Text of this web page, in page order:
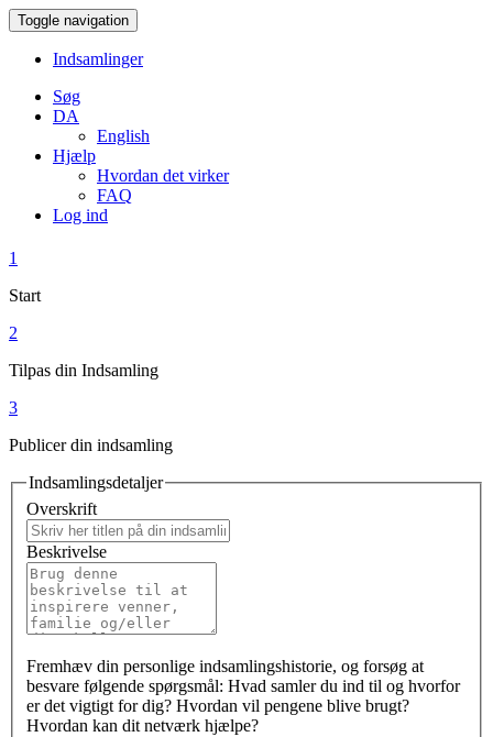
Toggle navigation
Indsamlinger
Søg
DA
English
Hjælp
Hvordan det virker
FAQ
Log ind
1
Start
2
Tilpas din Indsamling
3
Publicer din indsamling
Indsamlingsdetaljer
Overskrift
Beskrivelse
Fremhæv din personlige indsamlingshistorie, og forsøg at
besvare følgende spørgsmål: Hvad samler du ind til og hvorfor
er det vigtigt for dig? Hvordan vil pengene blive brugt?
Hvordan kan dit netværk hjælpe?